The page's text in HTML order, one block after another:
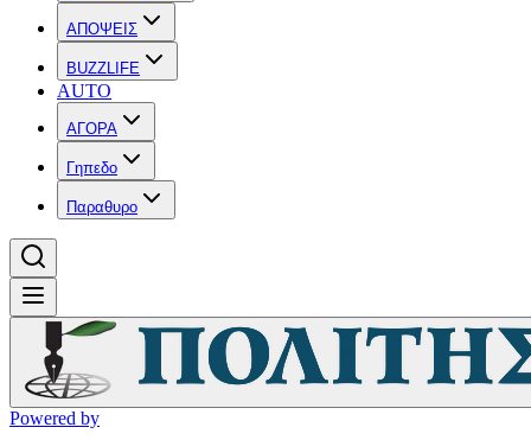
ΑΠΟΨΕΙΣ
BUZZLIFE
AUTO
ΑΓΟΡΑ
Γηπεδο
Παραθυρο
Powered by